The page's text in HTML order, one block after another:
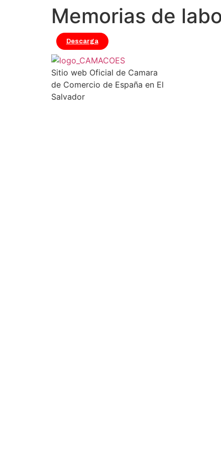
Memorias de
Descarga
Sitio web Oficial de Camara
de Comercio de España en El
Salvador